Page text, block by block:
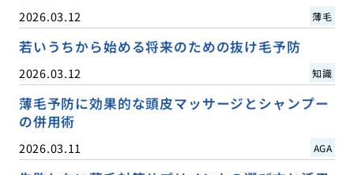
2026.03.12 薄毛
若いうちから始める将来のための抜け毛予防
2026.03.12 知識
薄毛予防に効果的な頭皮マッサージとシャンプー
の併用術
2026.03.11 AGA